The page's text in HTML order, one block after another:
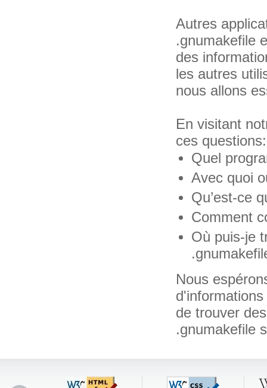
Autres
.gnumakefile
des
les autres
nous allons
En visitant
ces questions:
Quel
Avec quoi
Qu’est-ce
Comment
Où puis-je
Nous
de trouver
.gnumakefile